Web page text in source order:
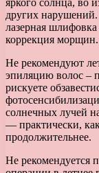
других
лазерная
коррекция морщин.
Не рекомендуют
эпиляцию волос
рискуете
солнечных лучей
— практически,
продолжительнее.
Не рекомендуется